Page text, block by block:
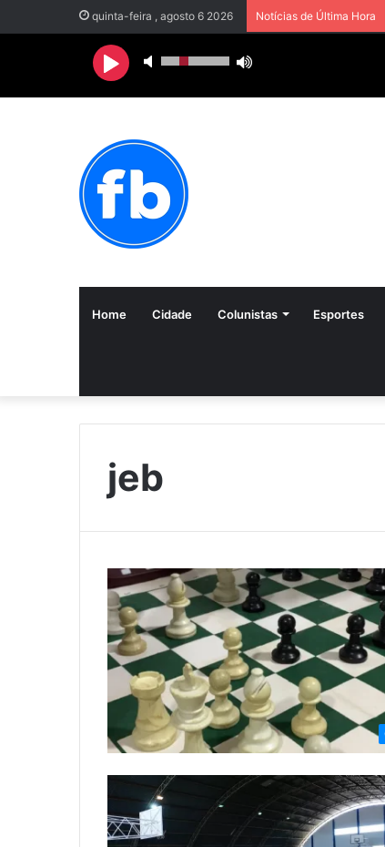
quinta-feira , agosto 6 2026 Notícias de Última Hora
Home Cidade Colunistas Esportes
jeb